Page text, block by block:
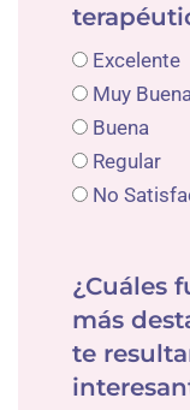
Excelente
Muy
Buena
Regular
No
¿Cuáles
más
te